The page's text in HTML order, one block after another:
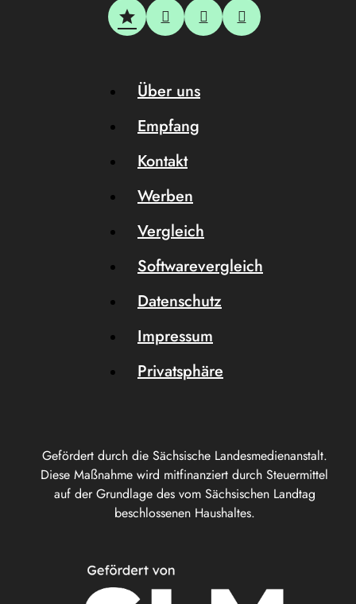
Gefördert durch die Sächsische Landesmedienanstalt.
Diese Maßnahme wird mitfinanziert durch Steuermittel
auf der Grundlage des vom Sächsischen Landtag
beschlossenen Haushaltes.
Über uns
Empfang
Kontakt
Werben
Vergleich
Softwarevergleich
Datenschutz
Impressum
Privatsphäre